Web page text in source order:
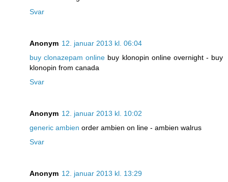
Svar
Anonym 12. januar 2013 kl. 06:04
buy clonazepam online buy klonopin online overnight - buy
klonopin from canada
Svar
Anonym 12. januar 2013 kl. 10:02
generic ambien order ambien on line - ambien walrus
Svar
Anonym 12. januar 2013 kl. 13:29